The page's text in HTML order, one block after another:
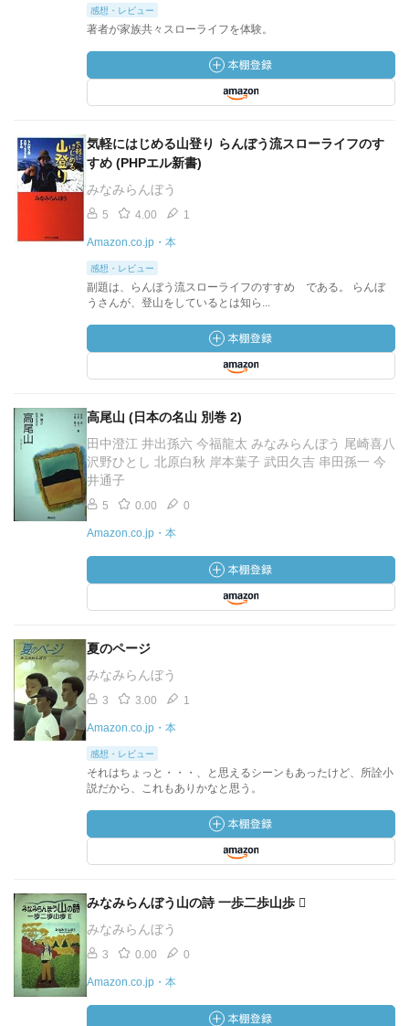
感想・レビュー
著者が家族共々スローライフを体験。
気軽にはじめる山登り らんぼう流スローライフのす
すめ (PHPエル新書)
みなみらんぼう
5 4.00 1
Amazon.co.jp・本
感想・レビュー
副題は、らんぼう流スローライフのすすめ である。 らんぼ
うさんが、登山をしているとは知ら...
高尾山 (日本の名山 別巻 2)
田中澄江 井出孫六 今福龍太 みなみらんぼう 尾崎喜八
沢野ひとし 北原白秋 岸本葉子 武田久吉 串田孫一 今
井通子
5 0.00 0
Amazon.co.jp・本
夏のページ
みなみらんぼう
3 3.00 1
Amazon.co.jp・本
感想・レビュー
それはちょっと・・・、と思えるシーンもあったけど、所詮小
説だから、これもありかなと思う。
みなみらんぼう山の詩 一歩二歩山歩 
みなみらんぼう
3 0.00 0
Amazon.co.jp・本